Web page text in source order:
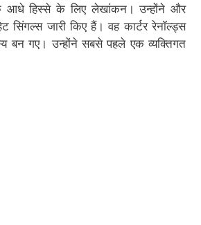
हिस्से के लिए लेखांकन। उन्होंने और
सिंगल्स जारी किए हैं। वह कार्टर रेनॉल्ड्स
बन गए। उन्होंने सबसे पहले एक व्यक्तिगत